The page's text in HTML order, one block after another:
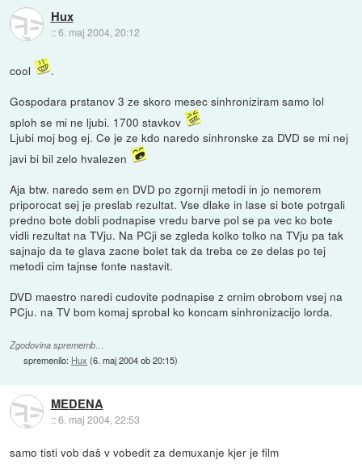
Hux
::6. maj 2004, 20:12
cool
.
Gospodara prstanov 3 ze skoro mesec sinhroniziram samo lol
sploh se mi ne ljubi. 1700 stavkov
Ljubi moj bog ej. Ce je ze kdo naredo sinhronske za DVD se mi nej
javi bi bil zelo hvalezen
Aja btw. naredo sem en DVD po zgornji metodi in jo nemorem
priporocat sej je preslab rezultat. Vse dlake in lase si bote potrgali
predno bote dobli podnapise vredu barve pol se pa vec ko bote
vidli rezultat na TVju. Na PCji se zgleda kolko tolko na TVju pa tak
sajnajo da te glava zacne bolet tak da treba ce ze delas po tej
metodi cim tajnse fonte nastavit.
DVD maestro naredi cudovite podnapise z crnim obrobom vsej na
PCju. na TV bom komaj sprobal ko koncam sinhronizacijo lorda.
Zgodovina sprememb…
spremenilo: Hux (6. maj 2004 ob 20:15)
MEDENA
::6. maj 2004, 22:53
samo tisti vob daš v vobedit za demuxanje kjer je film